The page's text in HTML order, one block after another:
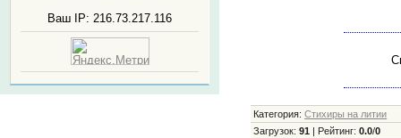
Ваш IP: 216.73.217.116
Категория:Стихиры на литии
Загрузок:91 Рейтинг:0.0/0